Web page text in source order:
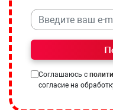
Соглашаюсь с
согласие на